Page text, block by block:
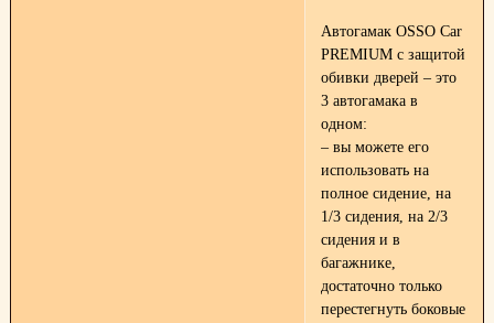
Автогамак OSSO Car
PREMIUM с защитой
обивки дверей – это
3 автогамака в
одном:
– вы можете его
использовать на
полное сидение, на
1/3 сидения, на 2/3
сидения и в
багажнике,
достаточно только
перестегнуть боковые